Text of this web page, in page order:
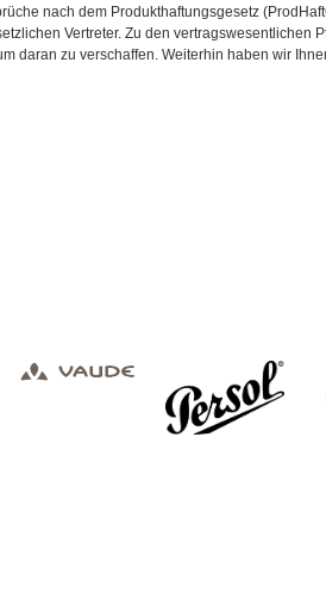
nach dem Produkthaftungsgesetz
Vertreter. Zu den vertragswesentlichen
daran zu verschaffen. Weiterhin haben wir